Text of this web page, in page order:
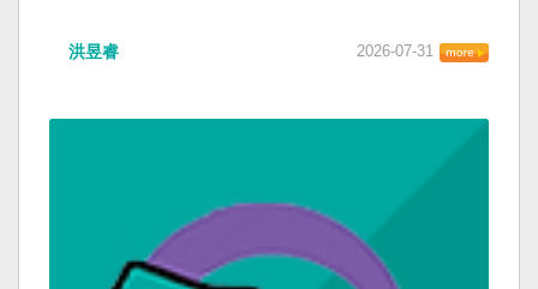
洪昱睿 2026-07-31